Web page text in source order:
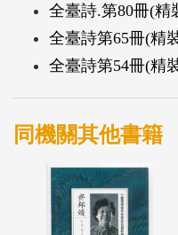
全臺詩.第80冊(精
全臺詩第65冊(精
全臺詩第54冊(精
同機關其他書籍